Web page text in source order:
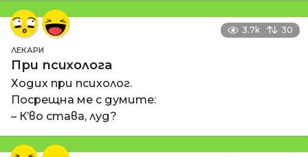
3.7k 30
ЛЕКАРИ
При психолога
Ходих при психолог.
Посрещна ме с думите:
– К’во става, луд?